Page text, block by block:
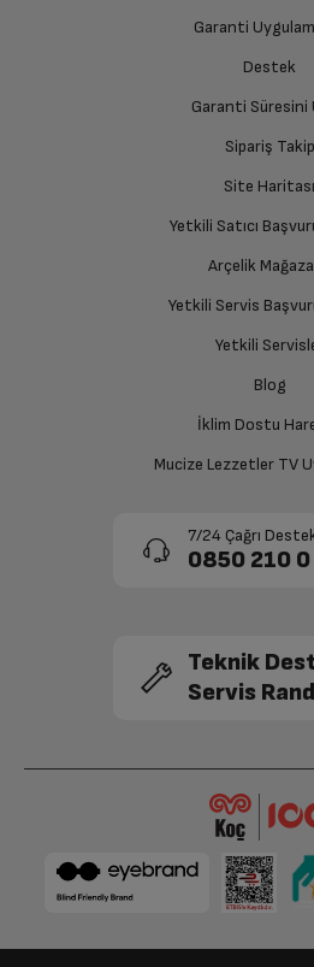
Garanti
Destek
Garanti Süresini
Sipariş Takip
Site Haritası
Yetkili Satıcı
Arçelik
Yetkili Servis
Yetkili
Blog
İklim Dostu
Mucize Lezzetler TV
7/24 Çağrı
0850 210
Teknik
Servis